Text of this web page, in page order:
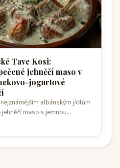
Tave Kosi:
jehněčí maso v
jogurtové
albánským jídlům
maso s jemnou…